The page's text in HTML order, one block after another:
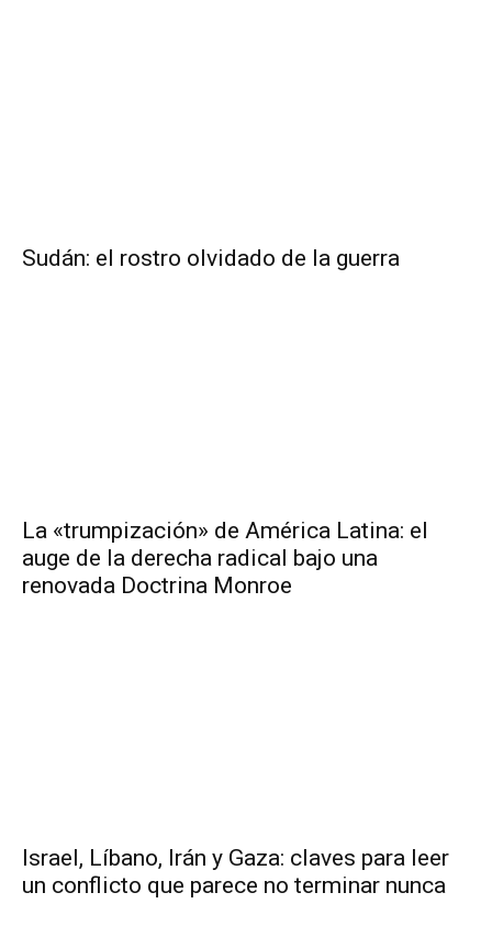
Sudán: el rostro olvidado de la guerra
La «trumpización» de América Latina: el
auge de la derecha radical bajo una
renovada Doctrina Monroe
Israel, Líbano, Irán y Gaza: claves para leer
un conflicto que parece no terminar nunca